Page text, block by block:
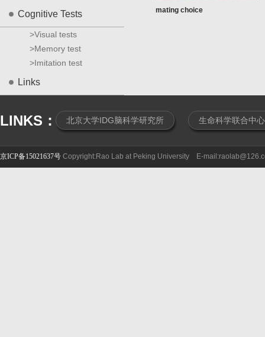
Cognitive Tests
>Visual tests
>Memory test
>Imitation test
Links
mating choice
LINKS： 北京大学IDG脑科学研究所 生命科学联合中心
京ICP备15021637号 Copyright:Rao Lab at Peking University E-